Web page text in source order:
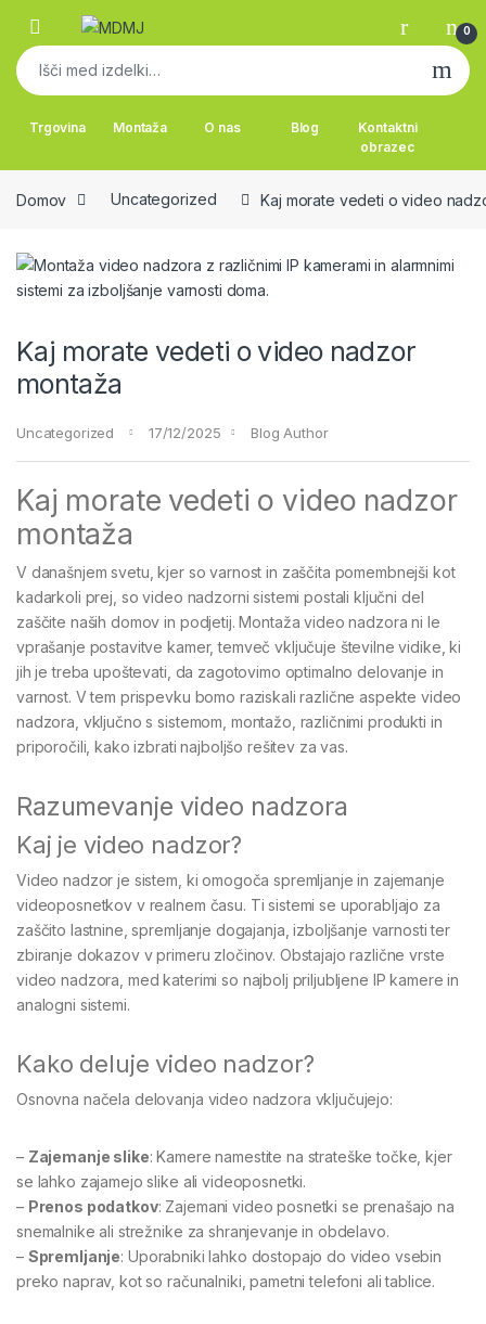
Skip to navigation
Skip to content
0
Išči:
Trgovina Montaža O nas Blog
Kontaktni
obrazec
Domov Uncategorized Kaj morate vedeti o video
Kaj morate vedeti o video nadzor
montaža
Uncategorized 17/12/2025 Blog Author
Kaj morate vedeti o video nadzor
montaža
V današnjem svetu, kjer so varnost in zaščita pomembnejši kot
kadarkoli prej, so video nadzorni sistemi postali ključni del
zaščite naših domov in podjetij. Montaža video nadzora ni le
vprašanje postavitve kamer, temveč vključuje številne vidike, ki
jih je treba upoštevati, da zagotovimo optimalno delovanje in
varnost. V tem prispevku bomo raziskali različne aspekte video
nadzora, vključno s sistemom, montažo, različnimi produkti in
priporočili, kako izbrati najboljšo rešitev za vas.
Razumevanje video nadzora
Kaj je video nadzor?
Video nadzor je sistem, ki omogoča spremljanje in zajemanje
videoposnetkov v realnem času. Ti sistemi se uporabljajo za
zaščito lastnine, spremljanje dogajanja, izboljšanje varnosti ter
zbiranje dokazov v primeru zločinov. Obstajajo različne vrste
video nadzora, med katerimi so najbolj priljubljene IP kamere in
analogni sistemi.
Kako deluje video nadzor?
Osnovna načela delovanja video nadzora vključujejo:
– Zajemanje slike: Kamere namestite na strateške točke, kjer
se lahko zajamejo slike ali videoposnetki.
– Prenos podatkov: Zajemani video posnetki se prenašajo na
snemalnike ali strežnike za shranjevanje in obdelavo.
– Spremljanje: Uporabniki lahko dostopajo do video vsebin
preko naprav, kot so računalniki, pametni telefoni ali tablice.